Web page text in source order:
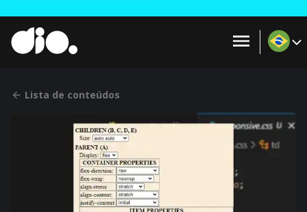
Lista de conteúdos